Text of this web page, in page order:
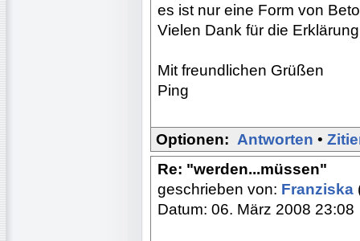
es ist nur eine Form von
Vielen Dank für die
Mit freundlichen Grüßen
Ping
Optionen: Antworten •
Re: "werden...müssen"
geschrieben von: Franziska
Datum: 06. März 2008 23:08